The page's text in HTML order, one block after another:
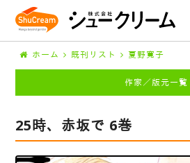
ホーム 既刊リスト 夏野寛子
作家／版元一覧
25時、赤坂で 6巻